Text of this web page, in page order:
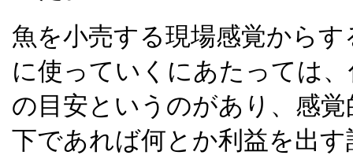
魚を小売する現場感覚から
に使っていくにあたっては
の目安というのがあり、感
下であれば何とか利益を出